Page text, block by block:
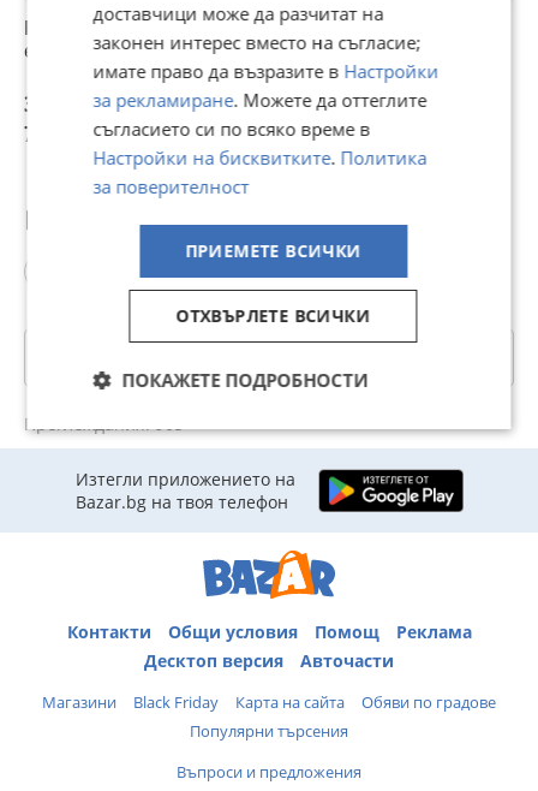
Playstation 5 disc
edition
390 €
762,77 лв
Sony PlayStation 5
Slim Disc Edition
PS5 1TB
400 €
782,33 лв
Playstation 5 disc
edition- 1
контролер, 1 игра
380 €
743,22 лв
Популярни търсения
playstation 5
Преглеждания: 905
Изтегли приложението на
Bazar.bg на твоя телефон
Контакти Общи условия Помощ
Реклама
Десктоп версия
Авточасти
Магазини Black Friday Карта на сайта
Обяви по градове
Популярни търсения
Въпроси и предложения
доставчици може да разчитат на
законен интерес вместо на съгласие;
имате право да възразите в Настройки
за рекламиране. Можете да оттеглите
съгласието си по всяко време в
Настройки на бисквитките. Политика
за поверителност
ПРИЕМЕТЕ ВСИЧКИ
ОТХВЪРЛЕТЕ ВСИЧКИ
ПОКАЖЕТЕ ПОДРОБНОСТИ